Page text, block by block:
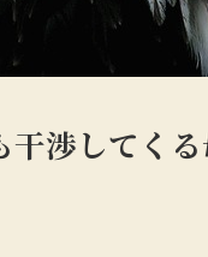
干渉してく